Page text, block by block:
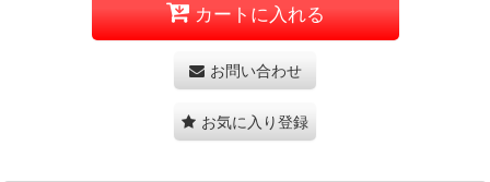
カートに入れる
お問い合わせ
お気に入り登録